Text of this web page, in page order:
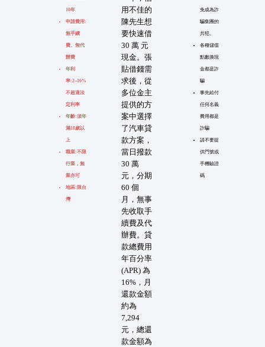
10年
申請費用:
無手續
費、無代
辦費
年利
率:2~16%
不超過法
定利率
年齡:須年
滿18歲以
上
職業:不限
行業，無
業亦可
地區:限台
灣
用不佳的
陳先生想
要快速借
30 萬 元
現金。張
貼借錢需
求後，從
多位金主
提供的方
案中選擇
了汽車貸
款方案，
當日撥款
30 萬
元，分期
60 個
月，無事
先收取手
續費及代
辦費。貸
款總費用
年百分率
(APR) 為
16%，月
還款金額
約為
7,294
元，總還
款金額為
免成為詐
騙集團的
共犯。
各種儲值
點數換現
金都是詐
騙
事先給付
任何名義
費用都是
詐騙
請不要提
供門號或
手機驗證
碼